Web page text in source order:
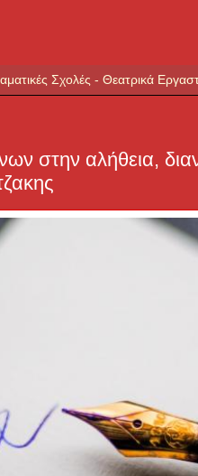
Σχολές - Θεατρικά
στην αλήθεια,